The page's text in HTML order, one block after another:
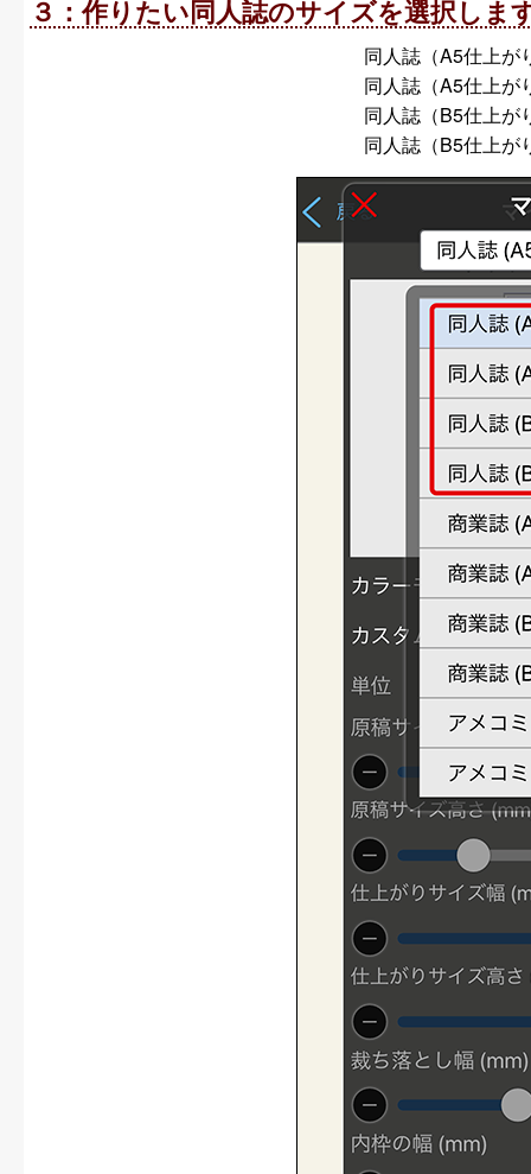
３：作りたい同人誌のサイズを選択しま
同人誌（A5仕上
同人誌（A5仕上
同人誌（B5仕上
同人誌（B5仕上